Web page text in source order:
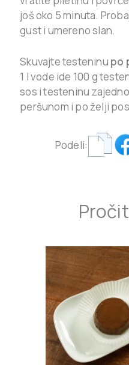
još oko 5 minuta.
gust i umereno slan.
Skuvajte testeninu po
1 l vode ide 100 g
sos i testeninu
peršunom i po želji
Podeli: